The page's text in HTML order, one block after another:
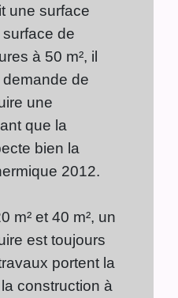
une surface
de
à 50 m², il
de
une
que la
bien la
2012.
m² et 40 m², un
est toujours
portent la
construction à